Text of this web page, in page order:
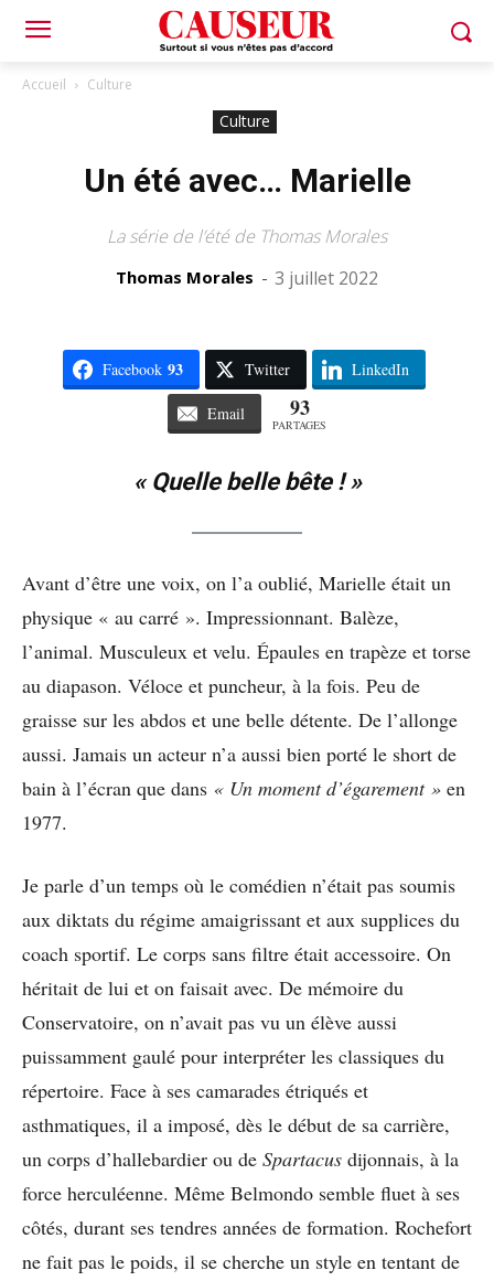
Accueil Culture
Culture
Un été avec… Marielle
La série de l’été de Thomas Morales
Thomas Morales - 3 juillet 2022
Facebook 93 Twitter LinkedIn
Email 93
PARTAGES
« Quelle belle bête ! »
Avant d’être une voix, on l’a oublié, Marielle était un
physique « au carré ». Impressionnant. Balèze,
l’animal. Musculeux et velu. Épaules en trapèze et torse
au diapason. Véloce et puncheur, à la fois. Peu de
graisse sur les abdos et une belle détente. De l’allonge
aussi. Jamais un acteur n’a aussi bien porté le short de
bain à l’écran que dans « Un moment d’égarement » en
1977.
Je parle d’un temps où le comédien n’était pas soumis
aux diktats du régime amaigrissant et aux supplices du
coach sportif. Le corps sans filtre était accessoire. On
héritait de lui et on faisait avec. De mémoire du
Conservatoire, on n’avait pas vu un élève aussi
puissamment gaulé pour interpréter les classiques du
répertoire. Face à ses camarades étriqués et
asthmatiques, il a imposé, dès le début de sa carrière,
un corps d’hallebardier ou de Spartacus dijonnais, à la
force herculéenne. Même Belmondo semble fluet à ses
côtés, durant ses tendres années de formation. Rochefort
ne fait pas le poids, il se cherche un style en tentant de